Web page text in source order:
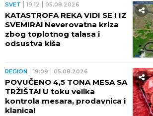
SVET 19:12 05.08.2026
KATASTROFA REKA VIDI SE I IZ
SVEMIRA! Neverovatna kriza
zbog toplotnog talasa i
odsustva kiša
REGION 19:09 05.08.2026
POVUČENO 4,5 TONA MESA SA
TRŽIŠTA! U toku velika
kontrola mesara, prodavnica i
klanica!